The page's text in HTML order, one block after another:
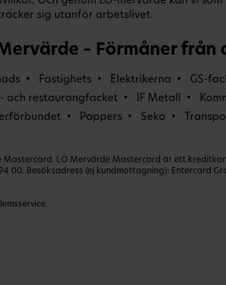
sig utanför arbetslivet.
– Förmåner
Fastighets Elektrikerna GS-
och restaurangfacket
IF Metall
Pappers Seko
LO Mervärde Mastercard är ett
00. Besöksadress (ej kundmottagning): Entercard